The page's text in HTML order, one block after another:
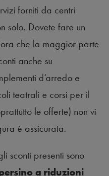
forniti da centri
solo. Dovete fare un
che la maggior parte
anche su
d’arredo e
teatrali e corsi per il
le offerte) non vi
è assicurata.
sconti presenti sono
a riduzioni